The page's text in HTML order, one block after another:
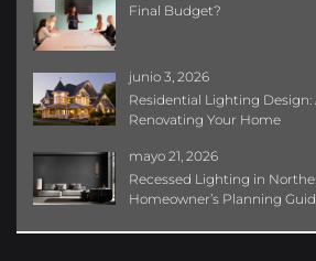
Final Budget?
junio 3, 2026
Residential Lighting Design:
Renovating Your Home
mayo 21, 2026
Recessed Lighting in
Homeowner’s Planning